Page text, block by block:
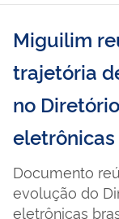
Miguilim
trajetória
no
Documento
evolução do
eletrônicas